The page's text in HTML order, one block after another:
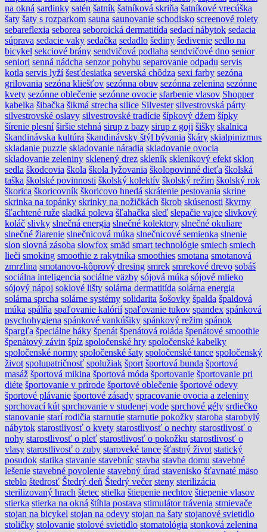
na okná sardinky satén šatník šatníková skriňa šatníkové vrecúška
šaty šaty s rozparkom sauna saunovanie schodisko screenové rolety
sebareflexia seborea seboroická dermatitída sedací nábytok sedacia
súprava sedacie vaky sedačka sedadlo šediny šedivenie sedlo na
bicykel sekciové brány sendvičová podlaha sendvičové dno senior
seniori senná nádcha senzor pohybu separovanie odpadu servis
kotla servis lyží šesťdesiatka severská chôdza sexi farby sezóna
grilovania sezóna kliešťov sezónna obuv sezónna zelenina sezónne
kvety sezónne oblečenie sezónne ovocie sfarbenie vlasov Shopper
kabelka šibačka šikmá strecha silice Silvester silvestrovská párty
silvestrovské oslavy silvestrovské tradície šípkový džem šípky
šírenie plesní širšie stehná sirup z bazy sirup z goji šišky skalnica
škandinávska kultúra škandinávsky štýl bývania škáry skialpinizmus
skladanie puzzle skladovanie náradia skladovanie ovocia
skladovanie zeleniny sklenený drez skleník skleníkový efekt sklon
sedla škodcovia škola škola lyžovania školopovinné dieťa školská
taška školské povinnosti školský kolektív školský režim školský rok
škorica škoricovník škoricovo hnedá skrátenie pestovania skrine
skrinka na topánky skrinky na nožičkách škrob skúsenosti škvrny
šľachtené ruže sladká poleva šľahačka sleď slepačie vajce slivkový
koláč slivky slnečná energia slnečné kolektory slnečné okuliare
slnečné žiarenie slnečnicová múka slnečnicové semienka slnenie
slon slovná zásoba slowfox smäd smart technológie smiech smiech
lieči smoking smoothie z rakytníka smoothies smotana smotanová
zmrzlina smotanovo-kôprový dresing smrek smrekové drevo sobáš
sociálna inteligencia sociálne väzby sójová múka sójové mlieko
sójový nápoj soklové lišty solárna dermatitída solárna energia
solárna sprcha solárne systémy solidarita šošovky špalda špaldová
múka spálňa spaľovanie kalórií spaľovanie tukov spandex spánková
psychohygiena spánkové vankúšiky spánkový režim spánok
špargľa špeciálne háky špenát špenátová roláda špenátové smoothie
špenátový závin špíz spoločenské hry spoločenské kabelky
spoločenské normy spoločenské šaty spoločenské tance spoločenský
život spolupatričnosť spolužiak šport športová bunda športová
masáž športová mikina športová móda športovanie športovanie pri
diéte športovanie v prírode športové oblečenie športové odevy
športové plávanie športové zásady spracovanie ovocia a zeleniny
sprchovací kút sprchovanie v studenej vode sprchové gély srdiečko
stanovanie starí rodičia starnutie starnutie pokožky staroba starobylý
nábytok starostlivosť o kvety starostlivosť o nechty starostlivosť o
nohy starostlivosť o pleť starostlivosť o pokožku starostlivosť o
vlasy starostlivosť o zuby staroveké tance šťastný život statický
posudok statika stavanie stavebníc stavba stavba domu stavebné
lešenie stavebné povolenie stavebný úrad stavenisko šťavnaté mäso
steblo štedrosť Štedrý deň Štedrý večer steny sterilizácia
sterilizovaný hrach štetec stielka štiepenie nechtov štiepenie vlasov
stierka stierka na okná štíhla postava stimulátor trávenia stmievače
stojan na bicykel stojan na odevy stojan na šaty stojanové svietidlo
stoličky stolovanie stolové svietidlo stomatológia stonková zelenina